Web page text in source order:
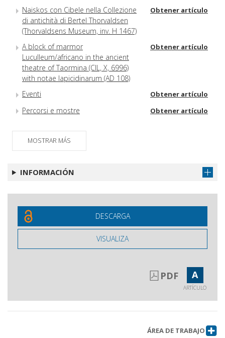
Naiskos con Cibele nella Collezione
di antichità di Bertel Thorvaldsen
(Thorvaldsens Museum, inv. H 1467)
Obtener artículo
A block of marmor
Luculleum/africano in the ancient
theatre of Taormina (CIL, X, 6996)
with notae lapicidinarum (AD 108)
Obtener artículo
Eventi Obtener artículo
Percorsi e mostre Obtener artículo
MOSTRAR MÁS
INFORMACIÓN
DESCARGA
VISUALIZA
PDF A
ARTÍCULO
ÁREA DE TRABAJO